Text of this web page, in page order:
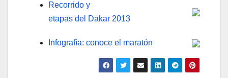
Recorrido y
etapas del Dakar 2013
Infografía: conoce el maratón